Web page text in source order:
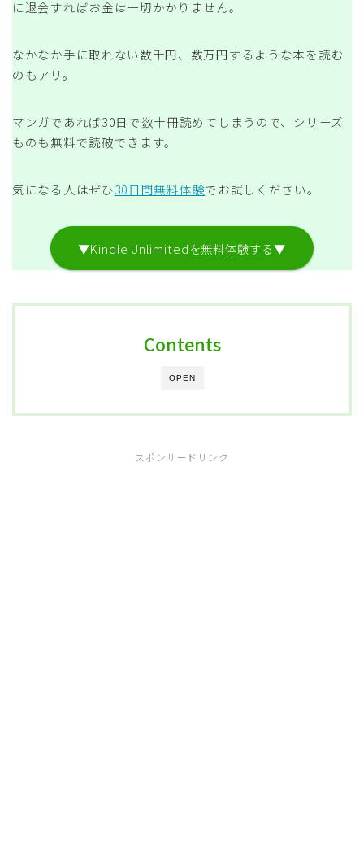
に退会すればお金は一切かかりません。
なかなか手に取れない数千円、数万円するような本を読む
のもアリ。
マンガであれば30日で数十冊読めてしまうので、シリーズ
ものも無料で読破できます。
気になる人はぜひ30日間無料体験でお試しください。
▼Kindle Unlimitedを無料体験する▼
OPEN
Contents
スポンサードリンク